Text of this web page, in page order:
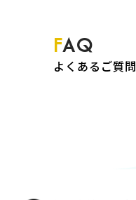
FAQ
よくあるご質問